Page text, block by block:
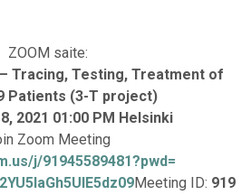
ZOOM saite:
Tracing, Testing, Treatment of
Patients (3-T project)
2021 01:00 PM Helsinki
Zoom Meeting
j/91945589481?pwd=
09Meeting ID: 919